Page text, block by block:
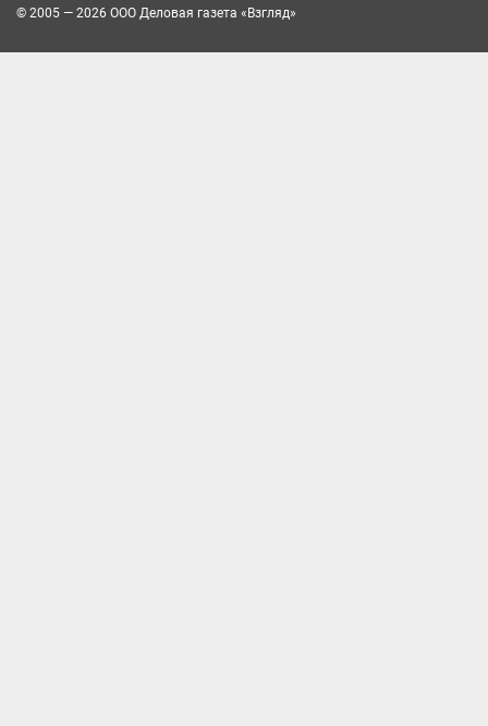
© 2005 — 2026 ООО Деловая газета «Взгляд»